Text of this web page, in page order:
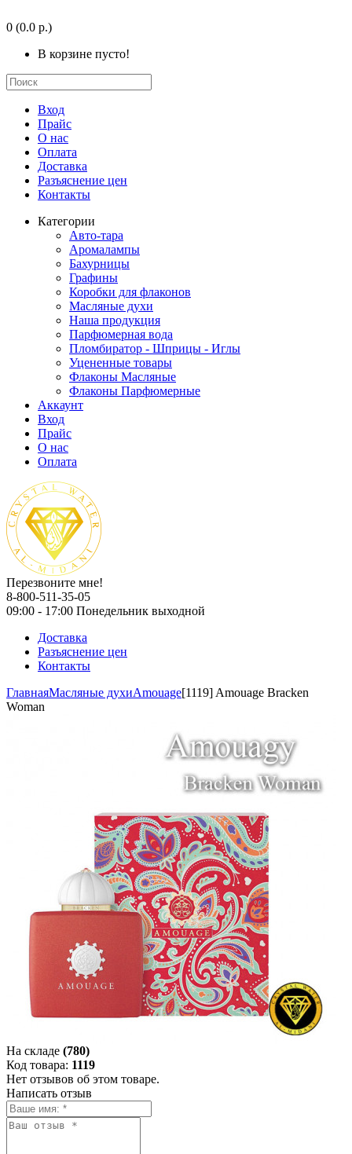
0 (0.0 р.)
В корзине пусто!
Вход
Прайс
О нас
Оплата
Доставка
Разъяснение цен
Контакты
Категории
Авто-тара
Аромалампы
Бахурницы
Графины
Коробки для флаконов
Масляные духи
Наша продукция
Парфюмерная вода
Пломбиратор - Шприцы - Иглы
Уцененные товары
Флаконы Масляные
Флаконы Парфюмерные
Аккаунт
Вход
Прайс
О нас
Оплата
Перезвоните мне!
8-800-511-35-05
09:00 - 17:00 Понедельник выходной
Доставка
Разъяснение цен
Контакты
ГлавнаяМасляные духиAmouage[1119] Amouage Bracken
Woman
На складе (780)
Код товара: 1119
Нет отзывов об этом товаре.
Написать отзыв